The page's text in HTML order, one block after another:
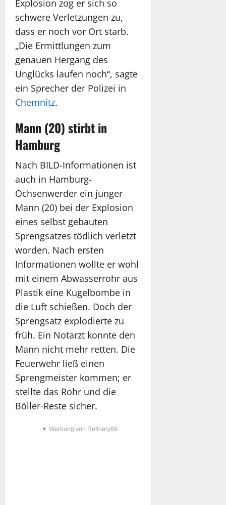
Explosion zog er sich so
schwere Verletzungen zu,
dass er noch vor Ort starb.
„Die Ermittlungen zum
genauen Hergang des
Unglücks laufen noch“, sagte
ein Sprecher der Polizei in
Chemnitz.
Mann (20) stirbt in
Hamburg
Nach BILD-Informationen ist
auch in Hamburg-
Ochsenwerder ein junger
Mann (20) bei der Explosion
eines selbst gebauten
Sprengsatzes tödlich verletzt
worden. Nach ersten
Informationen wollte er wohl
mit einem Abwasserrohr aus
Plastik eine Kugelbombe in
die Luft schießen. Doch der
Sprengsatz explodierte zu
früh. Ein Notarzt konnte den
Mann nicht mehr retten. Die
Feuerwehr ließ einen
Sprengmeister kommen; er
stellte das Rohr und die
Böller-Reste sicher.
▼ Werbung von Refinery89